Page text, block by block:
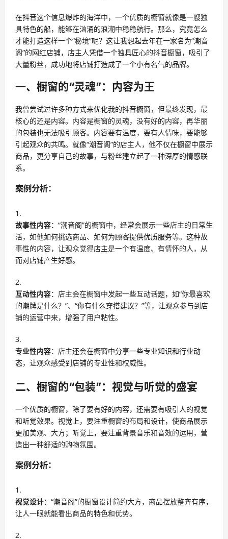
在抖音这个信息爆炸的海洋中，一个优质的橱窗就像是一艘独
具特色的船，能够在汹涌的浪潮中稳稳航行。那么，究竟怎么
才能打造这样一个“秘境”呢？这让我想起去年在一家名为“潮音
阁”的网红店铺，店主人凭借一个独具匠心的抖音橱窗，吸引了
大量粉丝，成功地将店铺打造成了一个小有名气的品牌。
一、橱窗的“灵魂”：内容为王
我曾尝试过许多种方式来优化我的抖音橱窗，但最终发现，最
核心的还是内容。内容是橱窗的灵魂，没有好的内容，再华丽
的包装也无法吸引顾客。内容要有温度，要有人情味，要能够
引起观众的共鸣。就像“潮音阁”的店主人，他不仅在橱窗中展示
商品，更分享自己的故事，与粉丝建立起了一种深厚的情感联
系。
案例分析：
故事性内容：“潮音阁”的橱窗中，经常会展示一些店主的日常生
活，如他如何挑选商品、如何为顾客提供优质服务等。这种故
事性的内容，让观众觉得店主是一个有温度、有情怀的人，从
而对店铺产生好感。
互动性内容：店主会在橱窗中发起一些互动话题，如“你最喜欢
的潮牌是什么？”、“你有什么穿搭建议？”等，让观众参与到店
铺的运营中来，增强了用户粘性。
专业性内容：店主还会在橱窗中分享一些专业知识和行业动
态，让观众感受到店铺的专业性和权威性。
二、橱窗的“包装”：视觉与听觉的盛宴
一个优质的橱窗，除了要有好的内容，还需要有吸引人的视觉
和听觉效果。视觉上，要注重橱窗的布局和设计，使商品展示
更加美观、大方；听觉上，要注重背景音乐和音效的运用，营
造出一种舒适的购物氛围。
案例分析：
视觉设计：“潮音阁”的橱窗设计简约大方，商品摆放整齐有序，
让人一眼就能看出商品的特色和优势。